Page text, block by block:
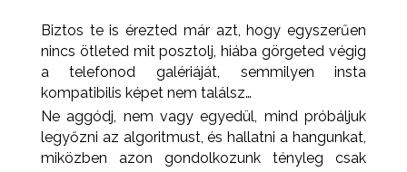
Biztos te is érezted már azt, hogy egyszerűen
nincs ötleted mit posztolj, hiába görgeted végig
a telefonod galériáját, semmilyen insta
kompatibilis képet nem találsz…
Ne aggódj, nem vagy egyedül, mind próbáljuk
legyőzni az algoritmust, és hallatni a hangunkat,
miközben azon gondolkozunk tényleg csak